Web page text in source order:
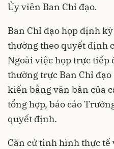
Ủy viên Ban Chỉ đạo.
Ban Chỉ đạo họp định
thường theo quyết định
Ngoài việc họp trực tiếp
thường trực Ban Chỉ
kiến bằng văn bản của
tổng hợp, báo cáo
quyết định.
Căn cứ tình hình thực tế